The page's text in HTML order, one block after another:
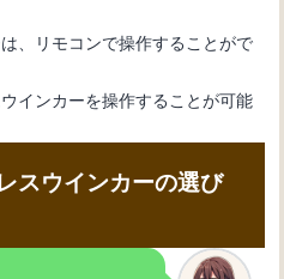
、リモコンで操作することがで
インカーを操作することが可能
スウインカーの選び